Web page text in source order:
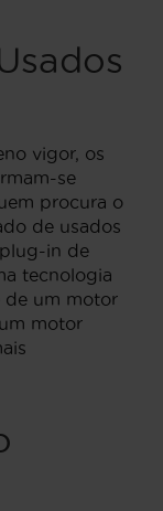
vigor, os
se
procura o
de usados
in de
tecnologia
de um motor
motor